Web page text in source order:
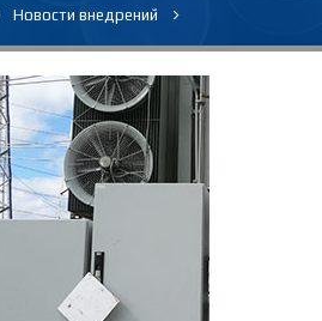
Новости внедрений